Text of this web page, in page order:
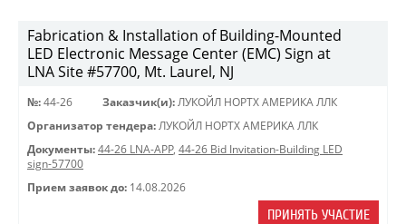
Fabrication & Installation of Building-Mounted
LED Electronic Message Center (EMC) Sign at
LNA Site #57700, Mt. Laurel, NJ
№: 44-26 Заказчик(и): ЛУКОЙЛ НОРТХ АМЕРИКА ЛЛК
Организатор тендера: ЛУКОЙЛ НОРТХ АМЕРИКА ЛЛК
Документы: 44-26 LNA-APP, 44-26 Bid Invitation-Building LED
sign-57700
Прием заявок до: 14.08.2026
ПРИНЯТЬ УЧАСТИЕ